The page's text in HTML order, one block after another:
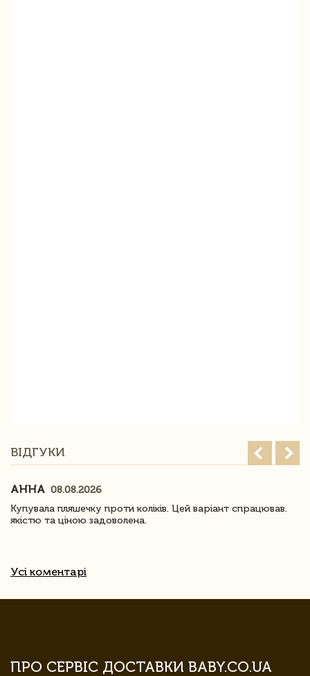
ВІДГУКИ
АННА 08.08.2026
Купувала пляшечку проти коліків. Цей варіант спрацював.
якістю та ціною задоволена.
Усі коментарі
ПРО СЕРВІС ДОСТАВКИ BABY.CO.UA